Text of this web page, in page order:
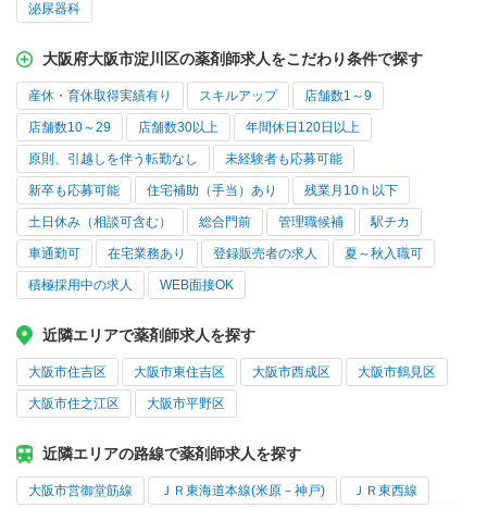
泌尿器科
大阪府大阪市淀川区の薬剤師求人をこだわり条件で探す
産休・育休取得実績有り スキルアップ 店舗数1～9
店舗数10～29 店舗数30以上 年間休日120日以上
原則、引越しを伴う転勤なし 未経験者も応募可能
新卒も応募可能 住宅補助（手当）あり 残業月10ｈ以下
土日休み（相談可含む） 総合門前 管理職候補 駅チカ
車通勤可 在宅業務あり 登録販売者の求人 夏～秋入職可
積極採用中の求人 WEB面接OK
近隣エリアで薬剤師求人を探す
大阪市住吉区 大阪市東住吉区 大阪市西成区 大阪市鶴見区
大阪市住之江区 大阪市平野区
近隣エリアの路線で薬剤師求人を探す
大阪市営御堂筋線 ＪＲ東海道本線(米原－神戸) ＪＲ東西線